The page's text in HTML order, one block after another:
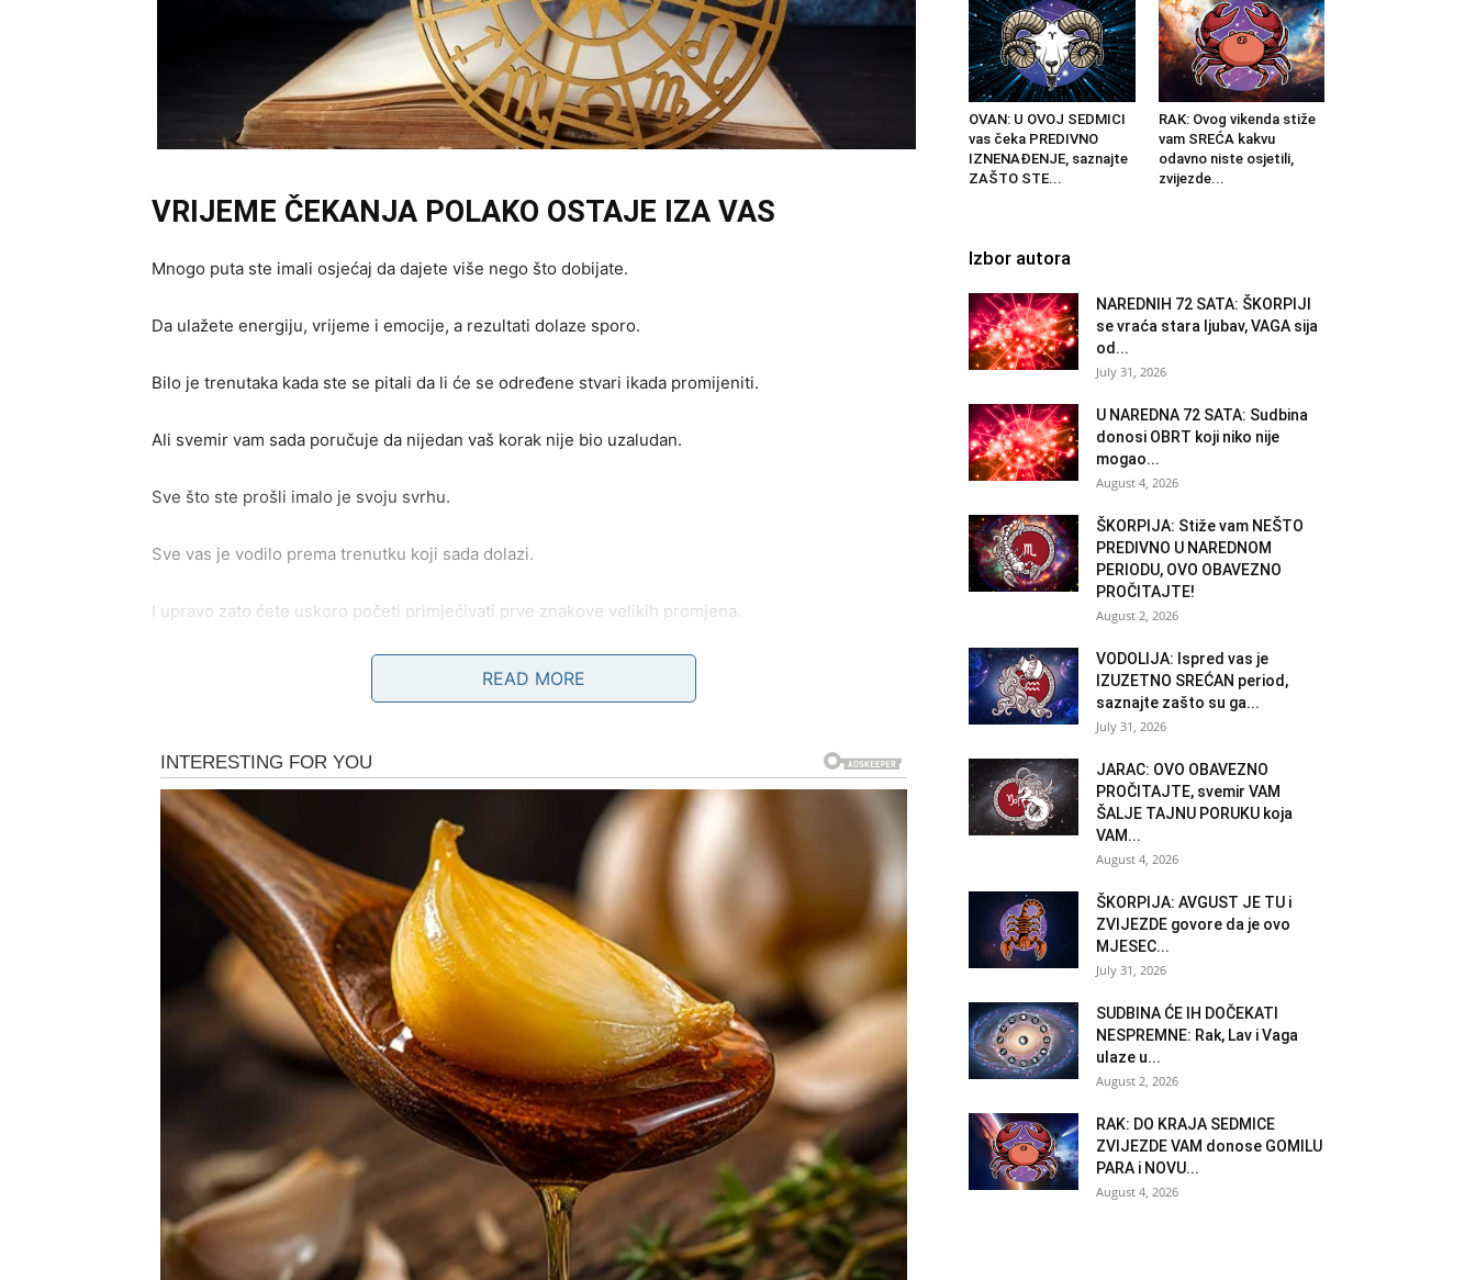
VRIJEME ČEKANJA POLAKO OSTAJE IZA VAS
Mnogo puta ste imali osjećaj da dajete više nego što dobijate.
Da ulažete energiju, vrijeme i emocije, a rezultati dolaze sporo.
Bilo je trenutaka kada ste se pitali da li će se određene stvari ikada promijeniti.
Ali svemir vam sada poručuje da nijedan vaš korak nije bio uzaludan.
Sve što ste prošli imalo je svoju svrhu.
Sve vas je vodilo prema trenutku koji sada dolazi.
I upravo zato ćete uskoro početi primjećivati prve znakove velikih promjena.
JEDNA ŽELJA POČINJE DA SE OSTVARUJE
Možda je to ljubav.
Možda posao.
Možda finansijska sigurnost.
Možda mir koji dugo pokušavate pronaći.
Zvijezde pokazuju da se upravo na tom polju događaju najvažnije promjene.
Neće se sve riješiti preko noći.
Ali proces koji vodi ka ostvarenju želje već je započeo.
I to je ono što trebate znati.
READ MORE
OVAN: U OVOJ SEDMICI
vas čeka PREDIVNO
IZNENAĐENJE, saznajte
ZAŠTO STE...
RAK: Ovog vikenda stiže
vam SREĆA kakvu
odavno niste osjetili,
zvijezde...
Izbor autora
NAREDNIH 72 SATA: ŠKORPIJI
se vraća stara ljubav, VAGA sija
od...
July 31, 2026
U NAREDNA 72 SATA: Sudbina
donosi OBRT koji niko nije
mogao...
August 4, 2026
ŠKORPIJA: Stiže vam NEŠTO
PREDIVNO U NAREDNOM
PERIODU, OVO OBAVEZNO
PROČITAJTE!
August 2, 2026
VODOLIJA: Ispred vas je
IZUZETNO SREĆAN period,
saznajte zašto su ga...
July 31, 2026
JARAC: OVO OBAVEZNO
PROČITAJTE, svemir VAM
ŠALJE TAJNU PORUKU koja
VAM...
August 4, 2026
ŠKORPIJA: AVGUST JE TU i
ZVIJEZDE govore da je ovo
MJESEC...
July 31, 2026
SUDBINA ĆE IH DOČEKATI
NESPREMNE: Rak, Lav i Vaga
ulaze u...
August 2, 2026
RAK: DO KRAJA SEDMICE
ZVIJEZDE VAM donose GOMILU
PARA i NOVU...
August 4, 2026